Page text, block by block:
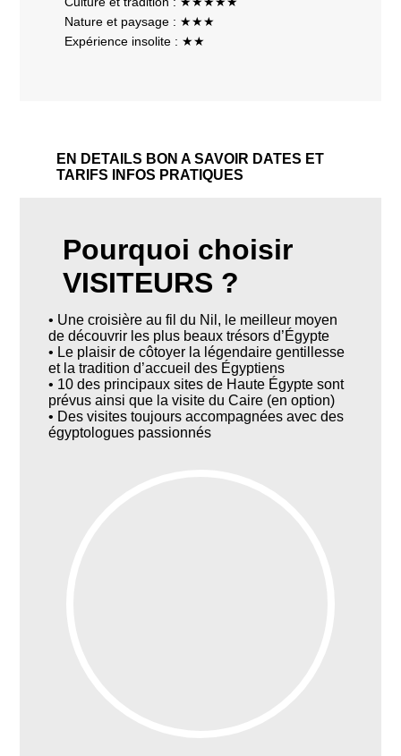
Nature et paysage : ★★★
Expérience insolite : ★★
EN DETAILS BON A SAVOIR DATES ET
TARIFS
INFOS PRATIQUES
Pourquoi choisir
VISITEURS ?
• Une croisière au fil du Nil, le meilleur moyen
de découvrir les plus beaux trésors d’Égypte
• Le plaisir de côtoyer la légendaire gentillesse
et la tradition d’accueil des Égyptiens
• 10 des principaux sites de Haute Égypte sont
prévus ainsi que la visite du Caire (en option)
• Des visites toujours accompagnées avec des
égyptologues passionnés